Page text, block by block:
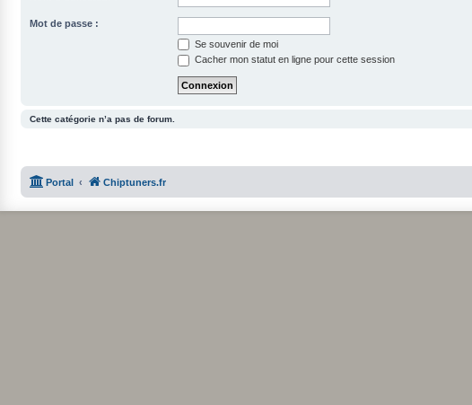
Mot de passe :
Se souvenir de moi
Cacher mon statut en ligne pour cette session
Cette catégorie n’a pas de forum.
Portal Chiptuners.fr